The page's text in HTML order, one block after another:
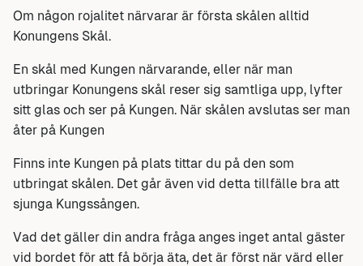
Om någon rojalitet närvarar är första skålen alltid
Konungens Skål.
En skål med Kungen närvarande, eller när man
utbringar Konungens skål reser sig samtliga upp, lyfter
sitt glas och ser på Kungen. När skålen avslutas ser man
åter på Kungen
Finns inte Kungen på plats tittar du på den som
utbringat skålen. Det går även vid detta tillfälle bra att
sjunga Kungssången.
Vad det gäller din andra fråga anges inget antal gäster
vid bordet för att få börja äta, det är först när värd eller